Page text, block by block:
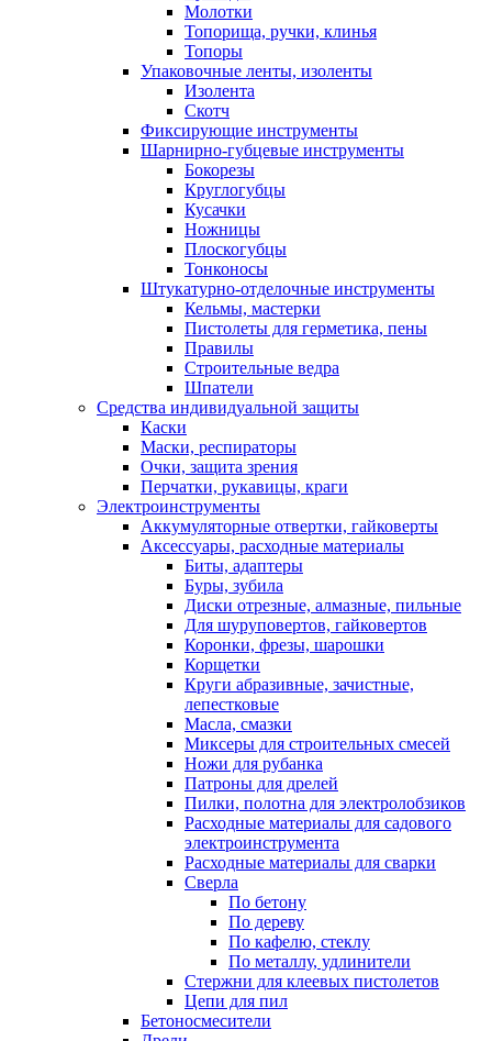
Молотки
Топорища, ручки, клинья
Топоры
Упаковочные ленты, изоленты
Изолента
Скотч
Фиксирующие инструменты
Шарнирно-губцевые инструменты
Бокорезы
Круглогубцы
Кусачки
Ножницы
Плоскогубцы
Тонконосы
Штукатурно-отделочные инструменты
Кельмы, мастерки
Пистолеты для герметика, пены
Правилы
Строительные ведра
Шпатели
Средства индивидуальной защиты
Каски
Маски, респираторы
Очки, защита зрения
Перчатки, рукавицы, краги
Электроинструменты
Аккумуляторные отвертки, гайковерты
Аксессуары, расходные материалы
Биты, адаптеры
Буры, зубила
Диски отрезные, алмазные, пильные
Для шуруповертов, гайковертов
Коронки, фрезы, шарошки
Корщетки
Круги абразивные, зачистные,
лепестковые
Масла, смазки
Миксеры для строительных смесей
Ножи для рубанка
Патроны для дрелей
Пилки, полотна для электролобзиков
Расходные материалы для садового
электроинструмента
Расходные материалы для сварки
Сверла
По бетону
По дереву
По кафелю, стеклу
По металлу, удлинители
Стержни для клеевых пистолетов
Цепи для пил
Бетоносмесители